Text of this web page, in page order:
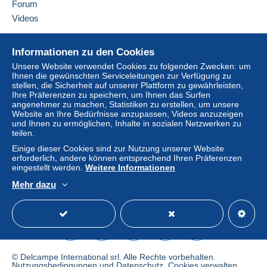
Kauf kann Konsequenzen für das Konto des
Käufers nach sich ziehen.
Klauseln enthalten, die sich auf die Zahlung
beziehen, sind diese Klauseln als nichtig zu
betrachten. Es gelten ausschließlich die
Zahlungsbedingungen der Delcampe-Website, wie
sie in den Nutzungsbedingungen definiert sind.
Käufe müssen, nachdem der Verkäufer die
Tagenbezahlt werden.
POSSIBILTE d'ENVOI GROUPE dans LE DELAI DE 15 jours
Envoi en suivi à partir de 10e d'achat (idem étranger,
sauf si demande contraire de la part de l'acheteur. A ce
moment là, si perte, cela restera à la charge de
l'acheteur)
Informationen zu den Cookies
Unsere Website verwendet Cookies zu folgenden Zwecken: um
Ihnen die gewünschten Serviceleitungen zur Verfügung zu
stellen, die Sicherheit auf unserer Plattform zu gewährleisten,
Ihre Präferenzen zu speichern, um Ihnen das Surfen
angenehmer zu machen, Statistiken zu erstellen, um unsere
Website an Ihre Bedürfnisse anzupassen, Videos anzuzeigen
und Ihnen zu ermöglichen, Inhalte in sozialen Netzwerken zu
teilen.
Einige dieser Cookies sind zur Nutzung unserer Website
erforderlich, andere können entsprechend Ihren Präferenzen
eingestellt werden. Weitere Informationen
Mehr dazu
Forum
Videos
Online-Hilfe
Auf Delcampe kaufen
Auf Delcampe verkaufen
Eine sichere Website
© Delcampe International srl. Alle Rechte vorbehalten.